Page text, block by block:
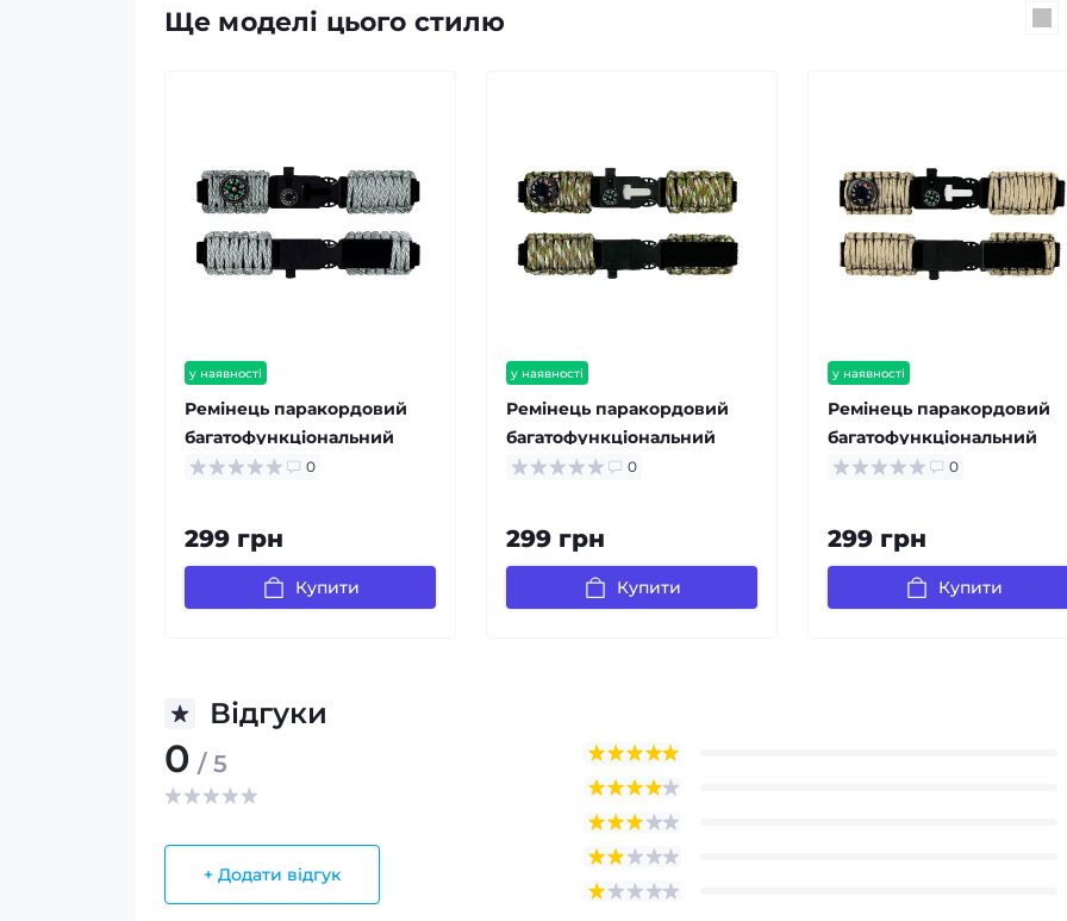
Ще моделі цього стилю
у наявності
Ремінець паракордовий
багатофункціональний
ACU New
0
299 грн
Купити
у наявності
Ремінець паракордовий
багатофункціональний
Camo Green
0
299 грн
Купити
у наявності
Ремінець паракордовий
багатофункціональний
Khaki
0
299 грн
Купити
Відгуки
0 / 5
+ Додати відгук